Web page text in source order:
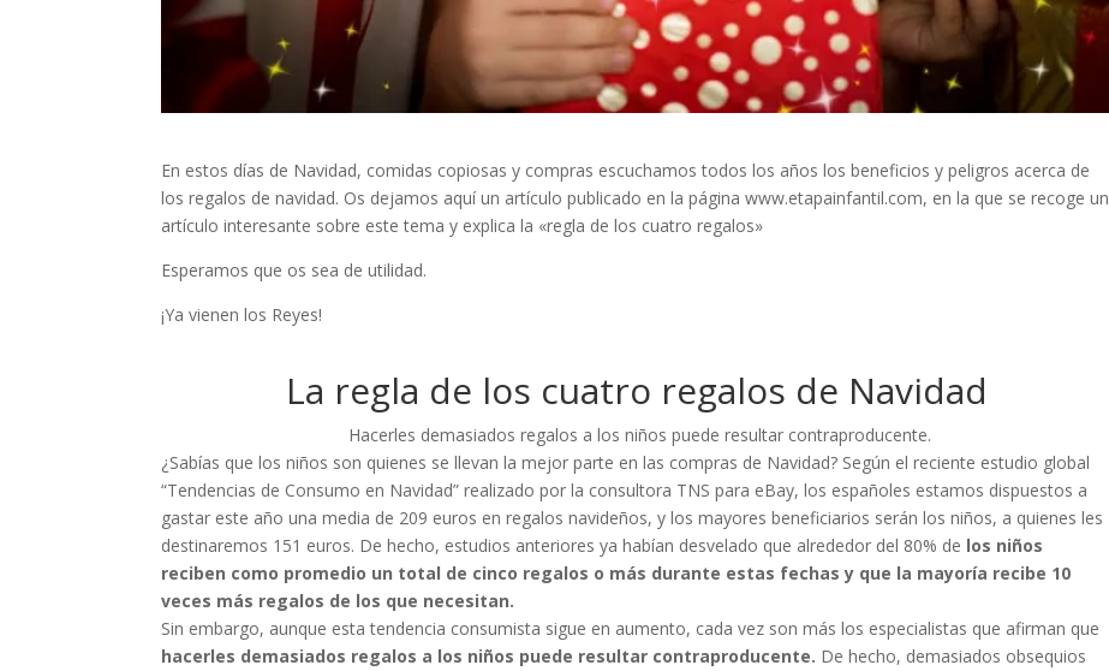
En estos días de Navidad, comidas copiosas y compras escuchamos todos los años los beneficios y peligros acerca de
los regalos de navidad. Os dejamos aquí un artículo publicado en la página www.etapainfantil.com, en la que se recoge un
artículo interesante sobre este tema y explica la «regla de los cuatro regalos»
Esperamos que os sea de utilidad.
¡Ya vienen los Reyes!
La regla de los cuatro regalos de Navidad
Hacerles demasiados regalos a los niños puede resultar contraproducente.
¿Sabías que los niños son quienes se llevan la mejor parte en las compras de Navidad? Según el reciente estudio global
“Tendencias de Consumo en Navidad” realizado por la consultora TNS para eBay, los españoles estamos dispuestos a
gastar este año una media de 209 euros en regalos navideños, y los mayores beneficiarios serán los niños, a quienes les
destinaremos 151 euros. De hecho, estudios anteriores ya habían desvelado que alrededor del 80% de los niños
reciben como promedio un total de cinco regalos o más durante estas fechas y que la mayoría recibe 10
veces más regalos de los que necesitan.
Sin embargo, aunque esta tendencia consumista sigue en aumento, cada vez son más los especialistas que afirman que
hacerles demasiados regalos a los niños puede resultar contraproducente. De hecho, demasiados obsequios